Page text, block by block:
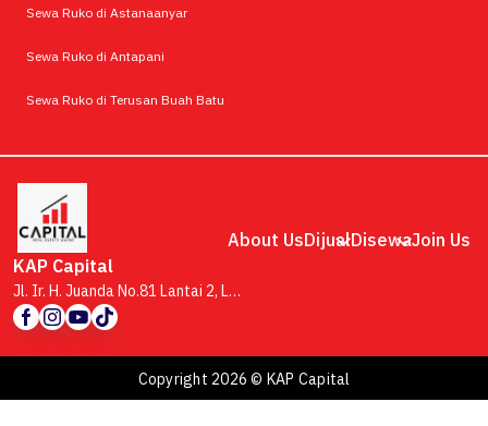
Sewa Ruko di Astanaanyar
Sewa Ruko di Antapani
Sewa Ruko di Terusan Buah Batu
About UsDijualDisewaJoin Us
KAP Capital
Jl. Ir. H. Juanda No.81 Lantai 2, Lb. Siliwangi, Kecamatan Coblong, Kota Bandung, Jawa Barat 40132
Copyright 2026 © KAP Capital